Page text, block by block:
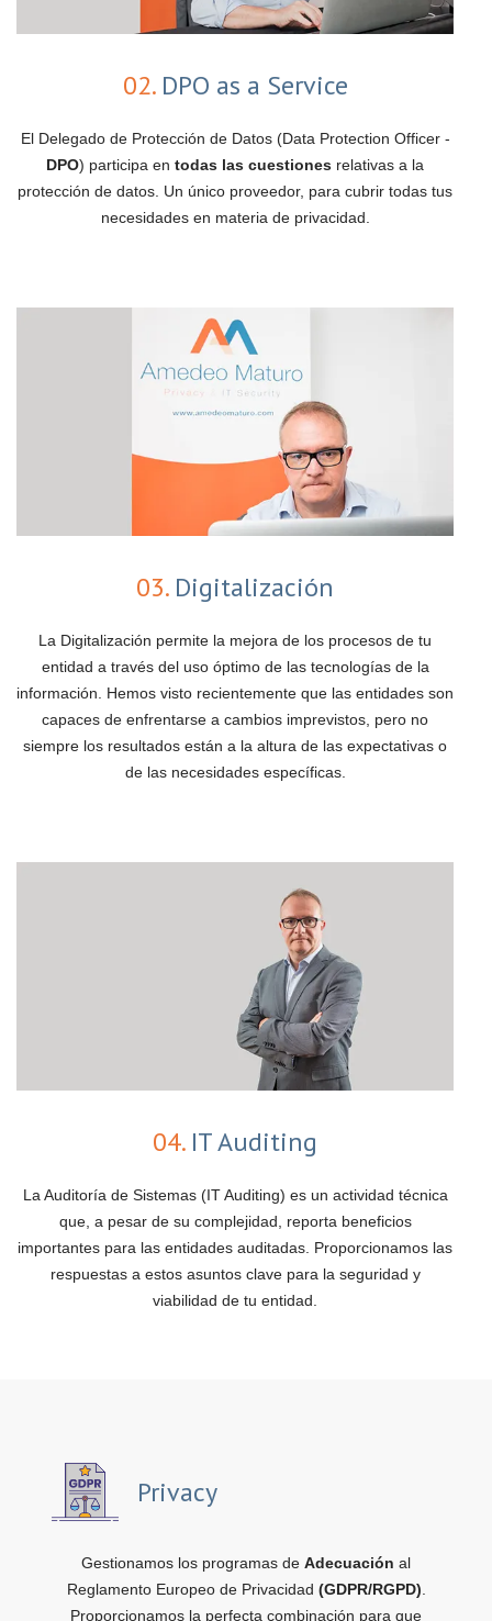
02.DPO as a Service
El Delegado de Protección de Datos (Data Protection Officer -
DPO) participa en todas las cuestiones relativas a la
protección de datos. Un único proveedor, para cubrir todas tus
necesidades en materia de privacidad.
03.Digitalización
La Digitalización permite la mejora de los procesos de tu
entidad a través del uso óptimo de las tecnologías de la
información. Hemos visto recientemente que las entidades son
capaces de enfrentarse a cambios imprevistos, pero no
siempre los resultados están a la altura de las expectativas o
de las necesidades específicas.
04.IT Auditing
La Auditoría de Sistemas (IT Auditing) es un actividad técnica
que, a pesar de su complejidad, reporta beneficios
importantes para las entidades auditadas. Proporcionamos las
respuestas a estos asuntos clave para la seguridad y
viabilidad de tu entidad.
Privacy
Gestionamos los programas de Adecuación al
Reglamento Europeo de Privacidad (GDPR/RGPD)
Proporcionamos la perfecta combinación para que